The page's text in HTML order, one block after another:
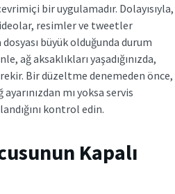
bir uygulamadır. Dolayısıyla,
resimler ve tweetler
büyük olduğunda durum
ağ aksaklıkları yaşadığınızda,
Bir düzeltme denemeden önce,
mı yoksa servis
kontrol edin.
Kapalı